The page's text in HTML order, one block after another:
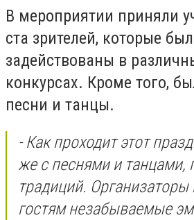
В мероприятии приняли
ста зрителей, которые
задействованы в
конкурсах. Кроме того,
песни и танцы.
- Как проходит этот
же с песнями и танцами,
традиций. Организаторы
гостям незабываемые